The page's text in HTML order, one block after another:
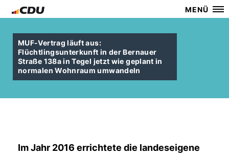
MENÜ
MUF-Vertrag läuft aus:
Flüchtlingsunterkunft in der Bernauer
Straße 138a in Tegel jetzt wie geplant in
normalen Wohnraum umwandeln
Im Jahr 2016 errichtete die landeseigene